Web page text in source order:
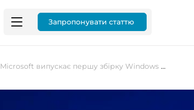
Запропонувати статтю
Microsoft випускає першу збірку Windows Server 2025 для попереднього перегляду